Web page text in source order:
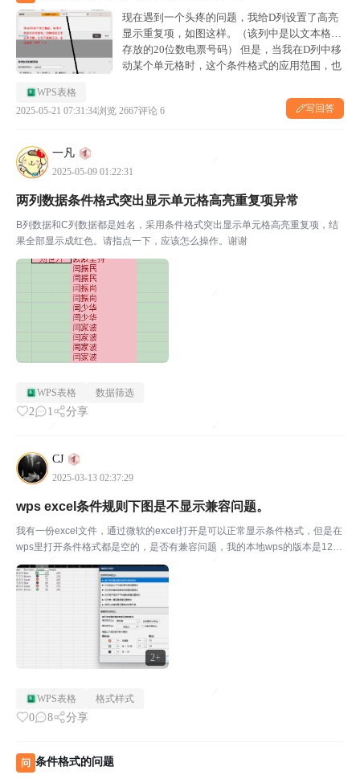
现在遇到一个头疼的问题，我给D列设置了高亮
显示重复项，如图这样。（该列中是以文本格式
存放的20位数电票号码） 但是，当我在D列中移
动某个单元格时，这个条件格式的应用范围，也
动。 所以，想请教一下，有没有办法锁定这个...
WPS表格
2025-05-21 07:31:34浏览 2667评论 6 写回答
一凡
2025-05-09 01:22:31
两列数据条件格式突出显示单元格高亮重复项异常
B列数据和C列数据都是姓名，采用条件格式突出显示单元格高亮重复项，结
果全部显示成红色。请指点一下，应该怎么操作。谢谢
WPS表格 数据筛选
2 1 分享
CJ
2025-03-13 02:37:29
2+
wps excel条件规则下图是不显示兼容问题。
我有一份excel文件，通过微软的excel打开是可以正常显示条件格式，但是在
wps里打开条件格式都是空的，是否有兼容问题，我的本地wps的版本是12.1.
0.20305，下图是微软excel打开的条件规则下图是wps打开后的截图
WPS表格 格式样式
0 8 分享
问 条件格式的问题